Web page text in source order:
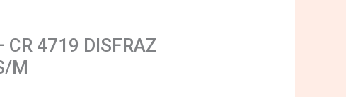
CR 4719 DISFRAZ
M